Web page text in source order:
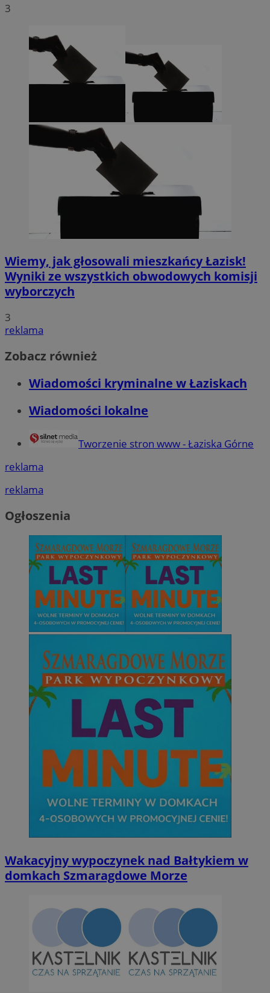
3
Wiemy, jak głosowali mieszkańcy Łazisk!
Wyniki ze wszystkich obwodowych komisji
wyborczych
3
reklama
Zobacz również
Wiadomości kryminalne w Łaziskach
Wiadomości lokalne
Tworzenie stron www - Łaziska Górne
reklama
reklama
Ogłoszenia
Wakacyjny wypoczynek nad Bałtykiem w
domkach Szmaragdowe Morze